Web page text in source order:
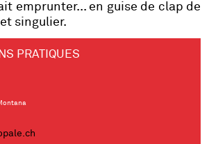
emprunter... en guise de clap de
singulier.
PRATIQUES